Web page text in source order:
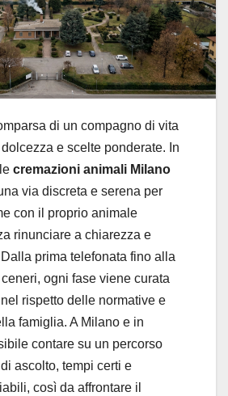
di un compagno di vita
e scelte ponderate. In
cremazioni animali Milano
via discreta e serena per
con il proprio animale
rinunciare a chiarezza e
prima telefonata fino alla
ogni fase viene curata
rispetto delle normative e
famiglia. A Milano e in
contare su un percorso
ascolto, tempi certi e
così da affrontare il